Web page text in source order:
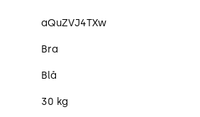
aQuZVJ4TXw
Bra
Blå
30 kg